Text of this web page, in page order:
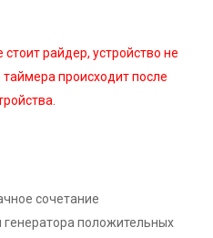
стоит райдер, устройство не
происходит после
сочетание
генератора положительных